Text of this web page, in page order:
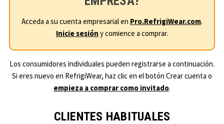
Acceda a su cuenta empresarial en Pro.RefrigiWear.com.
Inicie sesión y comience a comprar.
Los consumidores individuales pueden registrarse a continuación.
Si eres nuevo en RefrigiWear, haz clic en el botón Crear cuenta o
empieza a comprar como invitado.
CLIENTES HABITUALES